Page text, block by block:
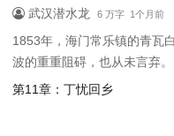
武汉潜水龙 6 万字 1个月前
1853年，海门常乐镇的青瓦
波的重重阻碍，也从未言弃
高中状元，本可在仕途平步
第11章：丁忧回乡